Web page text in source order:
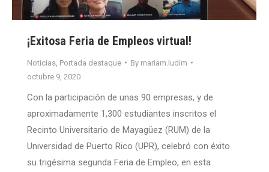
¡Exitosa Feria de Empleos virtual!
Noticias Portada destaque By mariam.ludim
octubre 9, 2020
Con la participación de unas 90 empresas, y de
aproximadamente 1,300 estudiantes inscritos el
Recinto Universitario de Mayagüez (RUM) de la
Universidad de Puerto Rico (UPR), celebró con éxito
su trigésima segunda Feria de Empleo, en esta